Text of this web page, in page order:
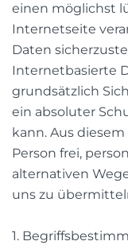
einen möglichst
Internetseite
Daten
Internetbasierte
grundsätzlich
ein absoluter
kann. Aus
Person frei,
alternativen
uns zu
1.